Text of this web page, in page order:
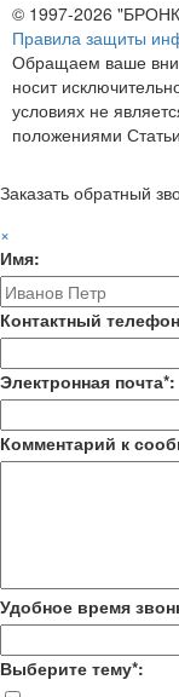
© 1997-2026
Правила защиты
Обращаем ваше
носит
условиях не
положениями
Заказать обратный
×
Имя:
Контактный
Электронная почта*:
Комментарий к
Удобное время
Выберите тему*: